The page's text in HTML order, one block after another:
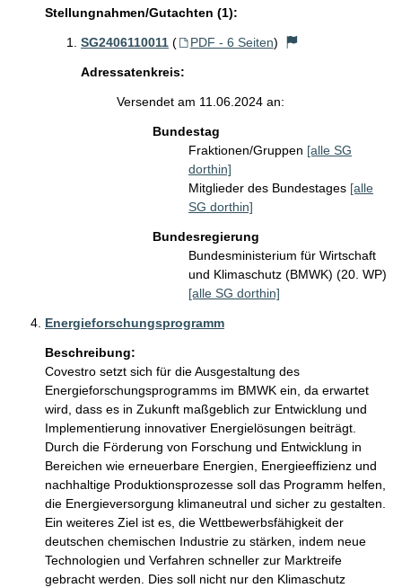
Stellungnahmen/Gutachten (1):
SG2406110011 ( PDF - 6 Seiten)
Adressatenkreis:
Versendet am 11.06.2024 an:
Bundestag
Fraktionen/Gruppen [alle SG
dorthin]
Mitglieder des Bundestages [alle
SG dorthin]
Bundesregierung
Bundesministerium für Wirtschaft
und Klimaschutz (BMWK) (20. WP)
[alle SG dorthin]
Energieforschungsprogramm
Beschreibung:
Covestro setzt sich für die Ausgestaltung des
Energieforschungsprogramms im BMWK ein, da erwartet
wird, dass es in Zukunft maßgeblich zur Entwicklung und
Implementierung innovativer Energielösungen beiträgt.
Durch die Förderung von Forschung und Entwicklung in
Bereichen wie erneuerbare Energien, Energieeffizienz und
nachhaltige Produktionsprozesse soll das Programm helfen,
die Energieversorgung klimaneutral und sicher zu gestalten.
Ein weiteres Ziel ist es, die Wettbewerbsfähigkeit der
deutschen chemischen Industrie zu stärken, indem neue
Technologien und Verfahren schneller zur Marktreife
gebracht werden. Dies soll nicht nur den Klimaschutz